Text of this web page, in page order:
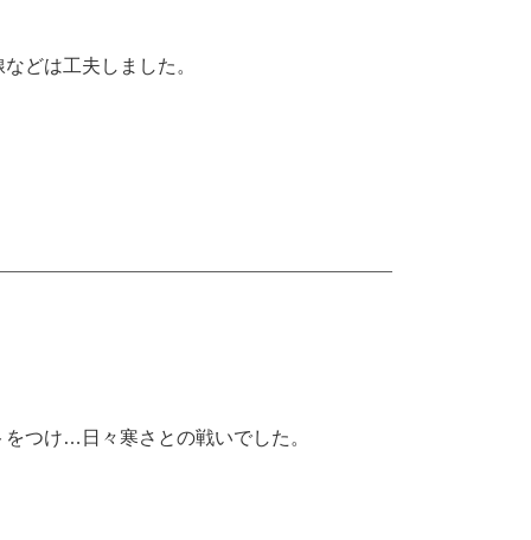
どは工夫しました。
つけ…日々寒さとの戦いでした。